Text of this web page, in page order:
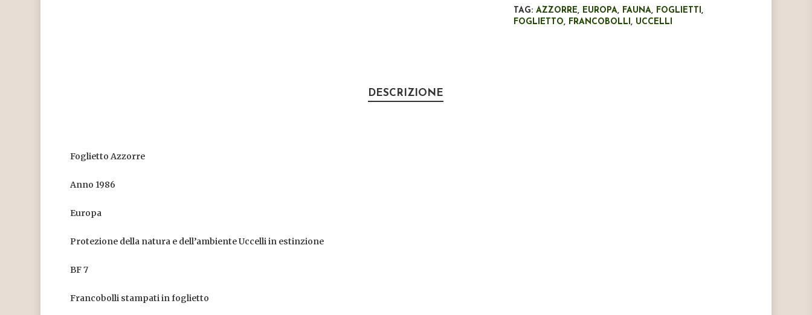
TAG:AZZORRE, EUROPA, FAUNA, FOGLIETTI,
FOGLIETTO, FRANCOBOLLI, UCCELLI
DESCRIZIONE
Foglietto Azzorre
Anno 1986
Europa
Protezione della natura e dell’ambiente Uccelli in estinzione
BF 7
Francobolli stampati in foglietto